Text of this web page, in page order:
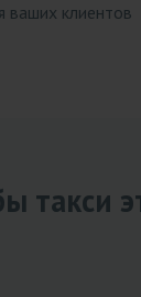
ваших клиентов
такси